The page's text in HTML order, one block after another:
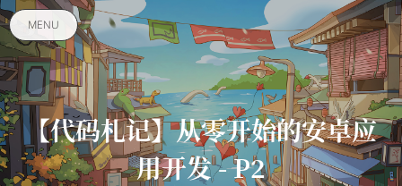
MENU
【代码札记】从零开始的安卓应
用开发 - P2